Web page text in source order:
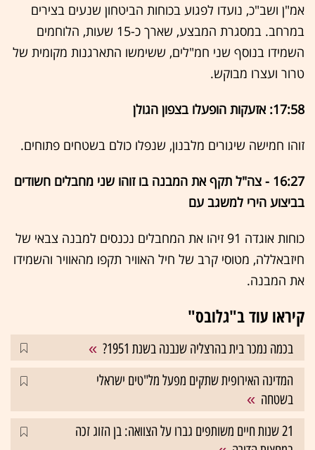
אמ"ן ושב"כ, נועדו לפגוע בכוחות הביטחון שנעים בצירים
במרחב. במסגרת המבצע, שארך כ-15 שעות, הלוחמים
השמידו בנוסף שני חמ"לים, ששימשו התארגנות מקומית של
טרור ועצרו מבוקש.
17:58: אזעקות הופעלו בצפון הגולן
זוהו חמישה שיגורים מלבנון, שנפלו כולם בשטחים פתוחים.
16:27 - צה"ל תקף את המבנה בו זוהו שני מחבלים חשודים
בביצוע הירי למשגב עם
כוחות אוגדה 91 זיהו את המחבלים נכנסים למבנה צבאי של
חיזבאללה, מטוסי קרב של חיל האוויר תקפו מהאוויר והשמידו
את המבנה.
קיראו עוד ב"גלובס"
בכמה נמכר בית בהרצליה שנבנה בשנת 1951?
המדינה האירופית שתקים מפעל מל"טים ישראלי
בשטחה
21 שנות חיים משותפים גברו על הצוואה: בן הזוג זכה